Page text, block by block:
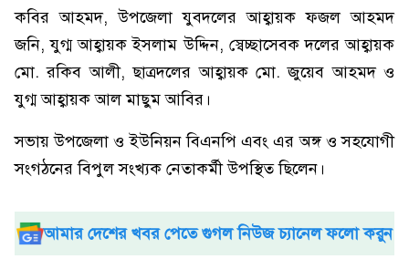
কবির আহমদ, উপজেলা যুবদলের আহ্বায়ক ফজল আহমদ
জনি, যুগ্ম আহ্বায়ক ইসলাম উদ্দিন, স্বেচ্ছাসেবক দলের আহ্বায়ক
মো. রকিব আলী, ছাত্রদলের আহ্বায়ক মো. জুয়েব আহমদ ও
যুগ্ম আহ্বায়ক আল মাছুম আবির।
সভায় উপজেলা ও ইউনিয়ন বিএনপি এবং এর অঙ্গ ও সহযোগী
সংগঠনের বিপুল সংখ্যক নেতাকর্মী উপস্থিত ছিলেন।
আমার দেশের খবর পেতে গুগল নিউজ চ্যানেল ফলো করুন